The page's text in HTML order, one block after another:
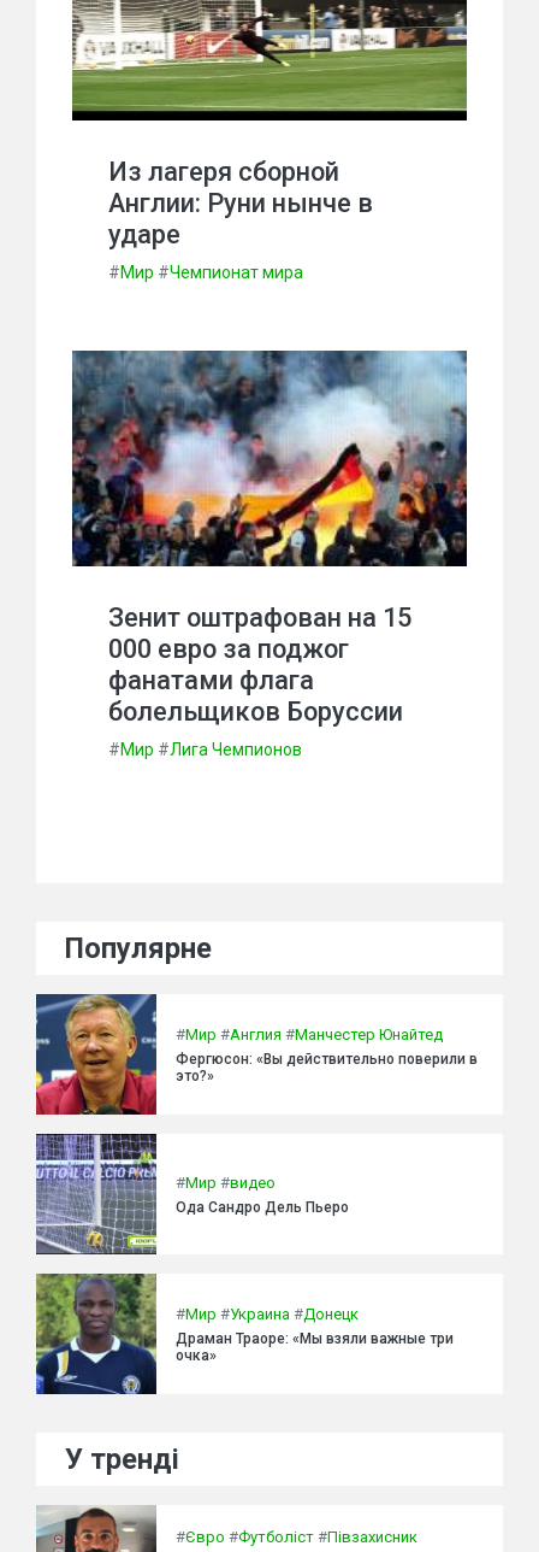
Из лагеря сборной
Англии: Руни нынче в
ударе
#Мир #Чемпионат мира
Зенит оштрафован на 15
000 евро за поджог
фанатами флага
болельщиков Боруссии
#Мир #Лига Чемпионов
Популярне
#Мир #Англия #Манчестер Юнайтед
Фергюсон: «Вы действительно поверили в
это?»
#Мир #видео
Ода Сандро Дель Пьеро
#Мир #Украина #Донецк
Драман Траоре: «Мы взяли важные три
очка»
У тренді
#Євро #Футболіст #Півзахисник